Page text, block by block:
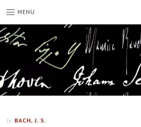
MENU
In BACH, J. S.